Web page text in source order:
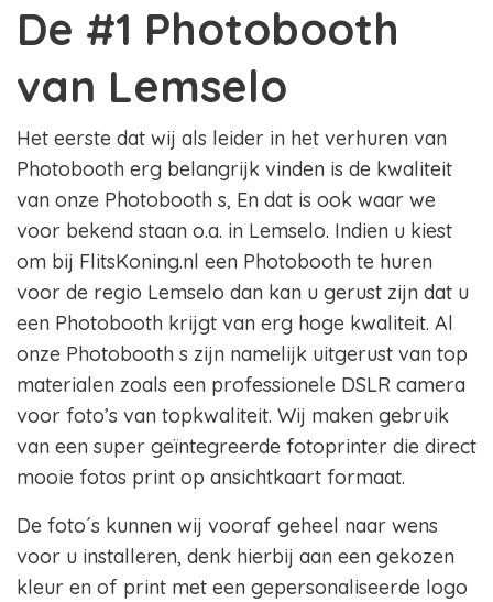
De #1 Photobooth
van Lemselo
Het eerste dat wij als leider in het verhuren van
Photobooth erg belangrijk vinden is de kwaliteit
van onze Photobooth s, En dat is ook waar we
voor bekend staan o.a. in Lemselo. Indien u kiest
om bij FlitsKoning.nl een Photobooth te huren
voor de regio Lemselo dan kan u gerust zijn dat u
een Photobooth krijgt van erg hoge kwaliteit. Al
onze Photobooth s zijn namelijk uitgerust van top
materialen zoals een professionele DSLR camera
voor foto’s van topkwaliteit. Wij maken gebruik
van een super geïntegreerde fotoprinter die direct
mooie fotos print op ansichtkaart formaat.
De foto´s kunnen wij vooraf geheel naar wens
voor u installeren, denk hierbij aan een gekozen
kleur en of print met een gepersonaliseerde logo